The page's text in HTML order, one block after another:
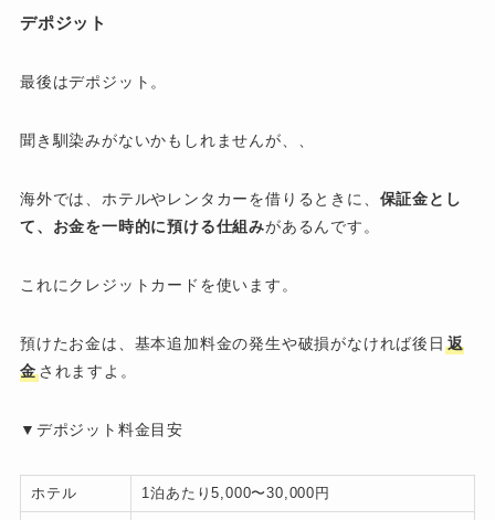
デポジット
最後はデポジット。
聞き馴染みがないかもしれませんが、、
海外では、ホテルやレンタカーを借りるときに、 保証金とし
て、お金を一時的に預ける仕組みがあるんです。
これにクレジットカードを使います。
預けたお金は、基本追加料金の発生や破損がなければ後日 返
金されますよ。
▼デポジット料金目安
ホテル 1泊あたり5,000〜30,000円